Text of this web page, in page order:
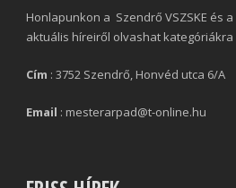
Honlapunkon a Szendrő VSZSKE és
aktuális híreiről olvashat
Cím : 3752 Szendrő, Honvéd utca 6/A
Email : mesterarpad@t-online.hu